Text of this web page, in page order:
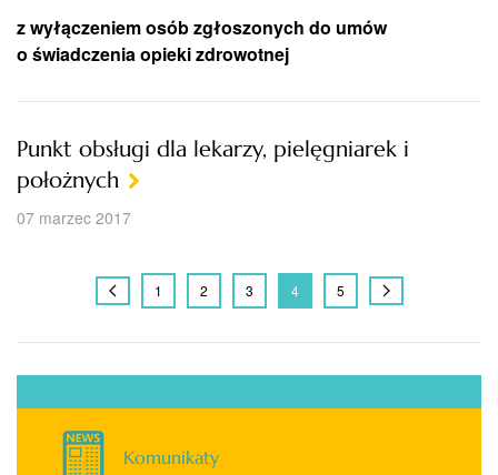
z wyłączeniem osób zgłoszonych do umów
o świadczenia opieki zdrowotnej
Punkt obsługi dla lekarzy, pielęgniarek i
położnych
07 marzec 2017
1 2 3 4 5
Komunikaty